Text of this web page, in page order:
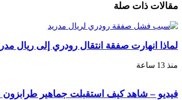
البريد
مقالات ذات صلة
لماذا انهارت صفقة انتقال رودري إلى ريال
منذ 13 ساعة
فيديو – شاهد كيف استقبلت جماهير